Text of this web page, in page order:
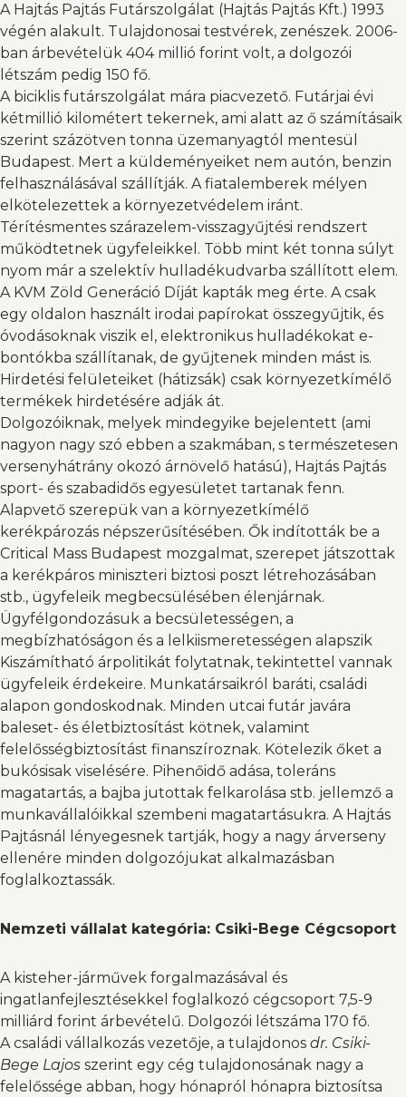
A Hajtás Pajtás Futárszolgálat (Hajtás Pajtás Kft.) 1993
végén alakult. Tulajdonosai testvérek, zenészek. 2006-
ban árbevételük 404 millió forint volt, a dolgozói
létszám pedig 150 fő.
A biciklis futárszolgálat mára piacvezető. Futárjai évi
kétmillió kilométert tekernek, ami alatt az ő számításaik
szerint százötven tonna üzemanyagtól mentesül
Budapest. Mert a küldeményeiket nem autón, benzin
felhasználásával szállítják. A fiatalemberek mélyen
elkötelezettek a környezetvédelem iránt.
Térítésmentes szárazelem-visszagyűjtési rendszert
működtetnek ügyfeleikkel. Több mint két tonna súlyt
nyom már a szelektív hulladékudvarba szállított elem.
A KVM Zöld Generáció Díját kapták meg érte. A csak
egy oldalon használt irodai papírokat összegyűjtik, és
óvodásoknak viszik el, elektronikus hulladékokat e-
bontókba szállítanak, de gyűjtenek minden mást is.
Hirdetési felületeiket (hátizsák) csak környezetkímélő
termékek hirdetésére adják át.
Dolgozóiknak, melyek mindegyike bejelentett (ami
nagyon nagy szó ebben a szakmában, s természetesen
versenyhátrány okozó árnövelő hatású), Hajtás Pajtás
sport- és szabadidős egyesületet tartanak fenn.
Alapvető szerepük van a környezetkímélő
kerékpározás népszerűsítésében. Ők indították be a
Critical Mass Budapest mozgalmat, szerepet játszottak
a kerékpáros miniszteri biztosi poszt létrehozásában
stb., ügyfeleik megbecsülésében élenjárnak.
Ügyfélgondozásuk a becsületességen, a
megbízhatóságon és a lelkiismeretességen alapszik
Kiszámítható árpolitikát folytatnak, tekintettel vannak
ügyfeleik érdekeire. Munkatársaikról baráti, családi
alapon gondoskodnak. Minden utcai futár javára
baleset- és életbiztosítást kötnek, valamint
felelősségbiztosítást finanszíroznak. Kötelezik őket a
bukósisak viselésére. Pihenőidő adása, toleráns
magatartás, a bajba jutottak felkarolása stb. jellemző a
munkavállalóikkal szembeni magatartásukra. A Hajtás
Pajtásnál lényegesnek tartják, hogy a nagy árverseny
ellenére minden dolgozójukat alkalmazásban
foglalkoztassák.
Nemzeti vállalat kategória: Csiki-Bege Cégcsoport
A kisteher-járművek forgalmazásával és
ingatlanfejlesztésekkel foglalkozó cégcsoport 7,5-9
milliárd forint árbevételű. Dolgozói létszáma 170 fő.
A családi vállalkozás vezetője, a tulajdonos dr. Csiki-
Bege Lajos szerint egy cég tulajdonosának nagy a
felelőssége abban, hogy hónapról hónapra biztosítsa